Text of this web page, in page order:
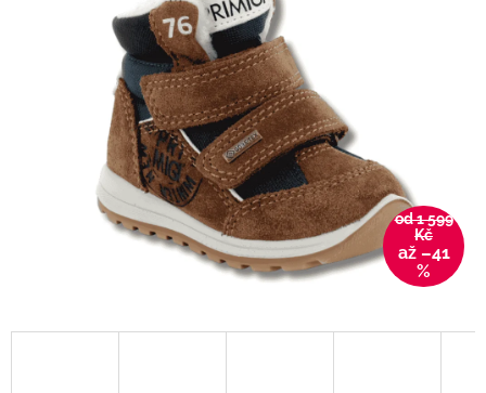
od 1 599
Kč
až –41
%